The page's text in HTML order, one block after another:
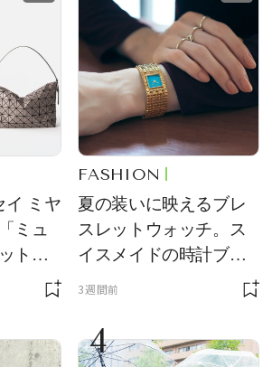
イ ミヤ
ミュ
トな
FASHION
夏の装いに映えるブレ
スレットウォッチ。ス
イスメイドの時計ブラ
ンド【フレデリック・
をレビュー。【それい
け！ 良品ハンター】
3週間前
4